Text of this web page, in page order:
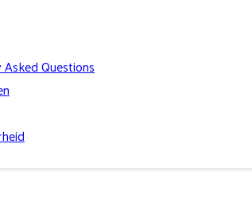
Questions